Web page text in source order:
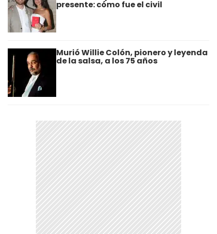
presente: cómo fue el civil
Murió Willie Colón, pionero y leyenda
de la salsa, a los 75 años